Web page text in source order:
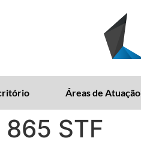
Áreas de Atuação
865 STF